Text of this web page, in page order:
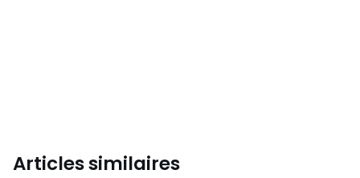
Articles similaires